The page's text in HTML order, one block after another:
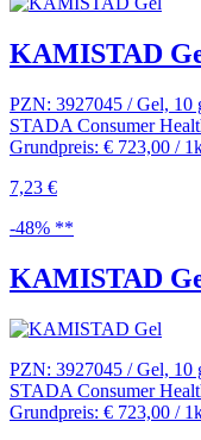
KAMISTAD
PZN: 3927045 / Gel, 10
STADA Consumer
Grundpreis: € 723,00 /
7,23 €
-48% **
KAMISTAD
PZN: 3927045 / Gel, 10
STADA Consumer
Grundpreis: € 723,00 /